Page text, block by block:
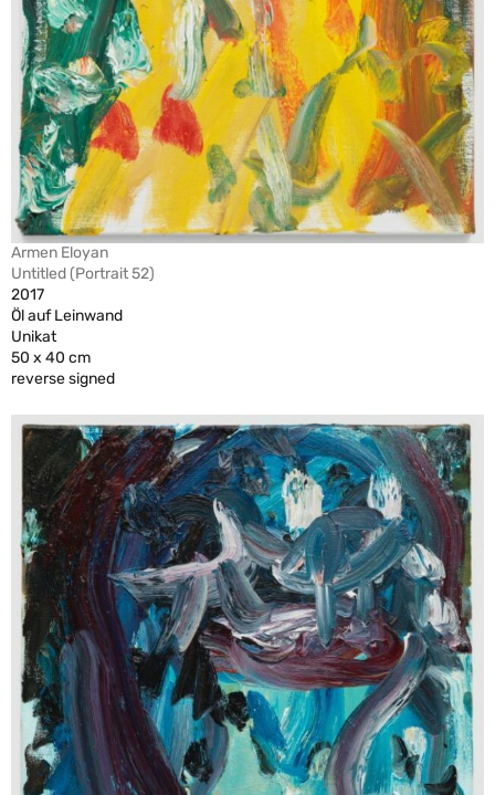
Armen Eloyan
Untitled (Portrait 52)
2017
Öl auf Leinwand
Unikat
50 x 40 cm
reverse signed